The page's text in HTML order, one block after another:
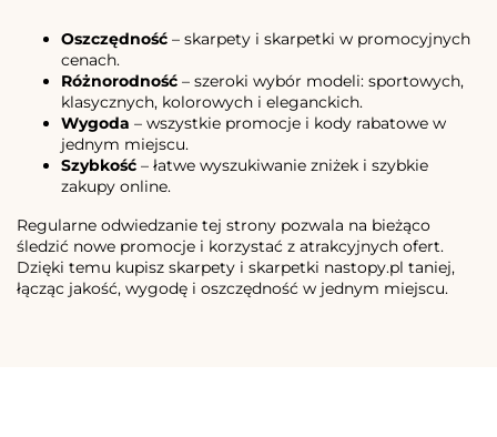
Oszczędność – skarpety i skarpetki w promocyjnych
cenach.
Różnorodność – szeroki wybór modeli: sportowych,
klasycznych, kolorowych i eleganckich.
Wygoda – wszystkie promocje i kody rabatowe w
jednym miejscu.
Szybkość – łatwe wyszukiwanie zniżek i szybkie
zakupy online.
Regularne odwiedzanie tej strony pozwala na bieżąco
śledzić nowe promocje i korzystać z atrakcyjnych ofert.
Dzięki temu kupisz skarpety i skarpetki nastopy.pl taniej,
łącząc jakość, wygodę i oszczędność w jednym miejscu.